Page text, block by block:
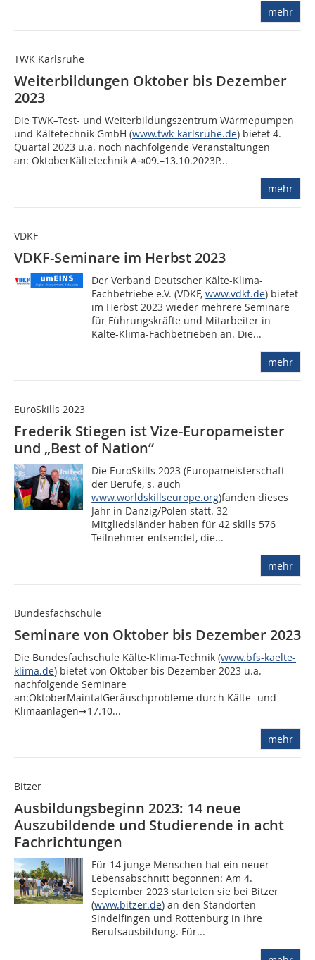
mehr
TWK Karlsruhe
Weiterbildungen Oktober bis Dezember
2023
Die TWK–Test- und Weiterbildungszentrum Wärmepumpen
und Kältetechnik GmbH (www.twk-karlsruhe.de) bietet 4.
Quartal 2023 u.a. noch nachfolgende Veranstaltungen
an: OktoberKältetechnik A⇥09.–13.10.2023P...
mehr
VDKF
VDKF-Seminare im Herbst 2023
Der Verband Deutscher Kälte-Klima-
Fachbetriebe e.V. (VDKF,www.vdkf.de) bietet
im Herbst 2023 wieder mehrere Seminare
für Führungskräfte und Mitarbeiter in
Kälte-Klima-Fachbetrieben an. Die...
mehr
EuroSkills 2023
Frederik Stiegen ist Vize-Europameister
und „Best of Nation“
Die EuroSkills 2023 (Europameisterschaft
der Berufe, s. auch
www.worldskillseurope.org)fanden dieses
Jahr in Danzig/Polen statt. 32
Mitgliedsländer haben für 42 skills 576
Teilnehmer entsendet, die...
mehr
Bundesfachschule
Seminare von Oktober bis Dezember 2023
Die Bundesfachschule Kälte-Klima-Technik (www.bfs-kaelte-
klima.de) bietet von Oktober bis Dezember 2023 u.a.
nachfolgende Seminare
an:OktoberMaintalGeräuschprobleme durch Kälte- und
Klimaanlagen⇥17.10...
mehr
Bitzer
Ausbildungsbeginn 2023: 14 neue
Auszubildende und Studierende in acht
Fachrichtungen
Für 14 junge Menschen hat ein neuer
Lebensabschnitt begonnen: Am 4.
September 2023 starteten sie bei Bitzer
(www.bitzer.de) an den Standorten
Sindelfingen und Rottenburg in ihre
Berufsausbildung. Für...